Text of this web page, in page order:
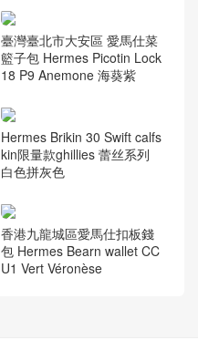
錢 Hermes Bearn wallet 7T
Bleu Électrique 山羊皮
1Z Jaune Poussin小雞黃Tog
o銀扣
籃子包 Hermes Picotin Lock
18 P9 Anemone 海葵紫